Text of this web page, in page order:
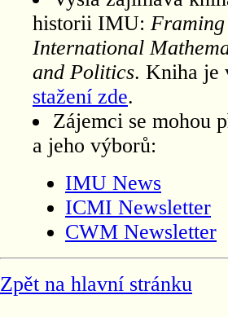
historii IMU:
International
and Politics. Kniha je
stažení zde.
Zájemci se mohou
a jeho výborů:
IMU News
ICMI Newsletter
CWM Newsletter
Zpět na hlavní stránku